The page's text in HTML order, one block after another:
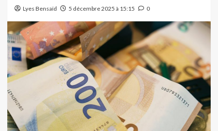
Lyes Bensaïd 5 décembre 2025 à 15:15 0